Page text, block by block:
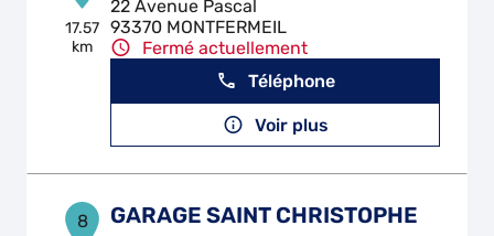
17.57
km
22 Avenue Pascal
93370 MONTFERMEIL
Fermé actuellement
Téléphone
Voir plus
8 GARAGE SAINT CHRISTOPHE